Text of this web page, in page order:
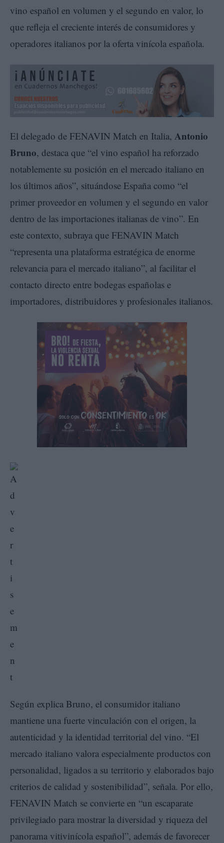
vino español en volumen y el segundo en valor, lo
que refleja el creciente interés de consumidores y
operadores italianos por la oferta vinícola española.
El delegado de FENAVIN Match en Italia, Antonio
Bruno, destaca que “el vino español ha reforzado
notablemente su posición en el mercado italiano en
los últimos años”, situándose España como “el
primer proveedor en volumen y el segundo en valor
dentro de las importaciones italianas de vino”. En
este contexto, subraya que FENAVIN Match
“representa una plataforma estratégica de enorme
relevancia para el mercado italiano”, al facilitar el
contacto directo entre bodegas españolas e
importadores, distribuidores y profesionales italianos.
Según explica Bruno, el consumidor italiano
mantiene una fuerte vinculación con el origen, la
autenticidad y la identidad territorial del vino. “El
mercado italiano valora especialmente productos con
personalidad, ligados a su territorio y elaborados bajo
criterios de calidad y sostenibilidad”, señala. Por ello,
FENAVIN Match se convierte en “un escaparate
privilegiado para mostrar la diversidad y riqueza del
panorama vitivinícola español”, además de favorecer